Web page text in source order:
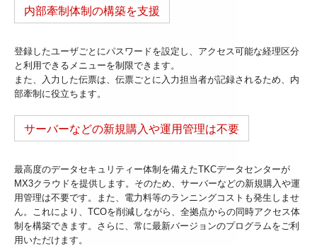
内部牽制体制の構築を支援
登録したユーザごとにパスワードを設定し、アクセス可能な経理区分
と利用できるメニューを制限できます。
また、入力した伝票は、伝票ごとに入力担当者が記録されるため、内
部牽制に役立ちます。
サーバーなどの新規購入や運用管理は不要
最高度のデータセキュリティー体制を備えたTKCデータセンターが
MX3クラウドを提供します。そのため、サーバーなどの新規購入や運
用管理は不要です。また、電力料等のランニングコストも発生しませ
ん。これにより、TCOを削減しながら、全拠点からの同時アクセス体
制を構築できます。さらに、常に最新バージョンのプログラムをご利
用いただけます。